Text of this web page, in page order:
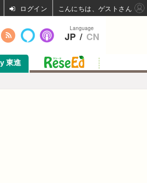
東進
Language
JP / CN
ログイン こんにちは、ゲストさん